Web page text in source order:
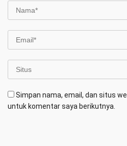
Simpan nama, email, dan situs
untuk komentar saya berikutnya.